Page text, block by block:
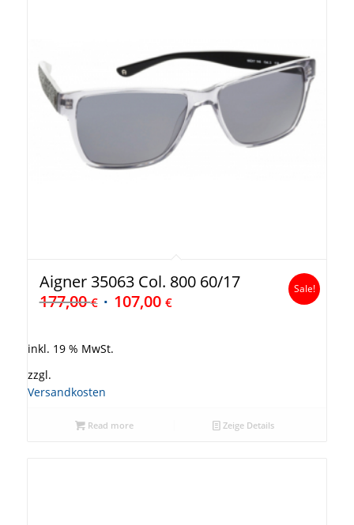
Aigner 35063 Col. 800 60/17
177,00€ 107,00 €
Sale!
inkl. 19 % MwSt.
zzgl.
Versandkosten
Read more Zeige Details